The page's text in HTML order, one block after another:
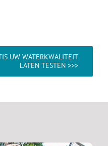
UW WATERKWALITEIT
LATEN TESTEN >>>